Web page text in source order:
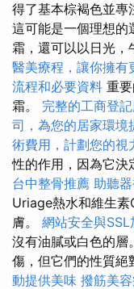
得了基本棕褐色並專
這可能是一個理想的
霜，還可以以日光，
醫美療程，讓你擁有
流程和必要資料 重
霜。 完整的工商登
司，為您的居家環境
術費用，計劃您的視
性的作用，因為它決
台中整骨推薦 助聽
Uriage熱水和維生素
膚。 網站安全與SSL
沒有油膩或白色的層
傷，但它們的性質絕
動提供美味 撥筋美